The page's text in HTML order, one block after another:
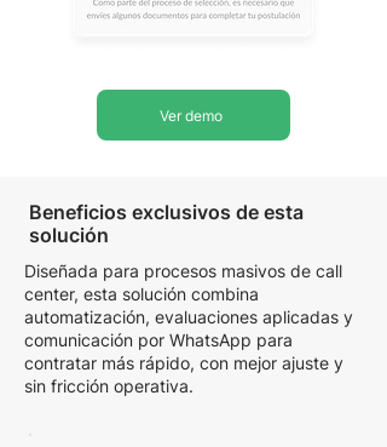
Ver demo
Beneficios exclusivos de esta
solución
Diseñada para procesos masivos de call
center, esta solución combina
automatización, evaluaciones aplicadas y
comunicación por WhatsApp para
contratar más rápido, con mejor ajuste y
sin fricción operativa.